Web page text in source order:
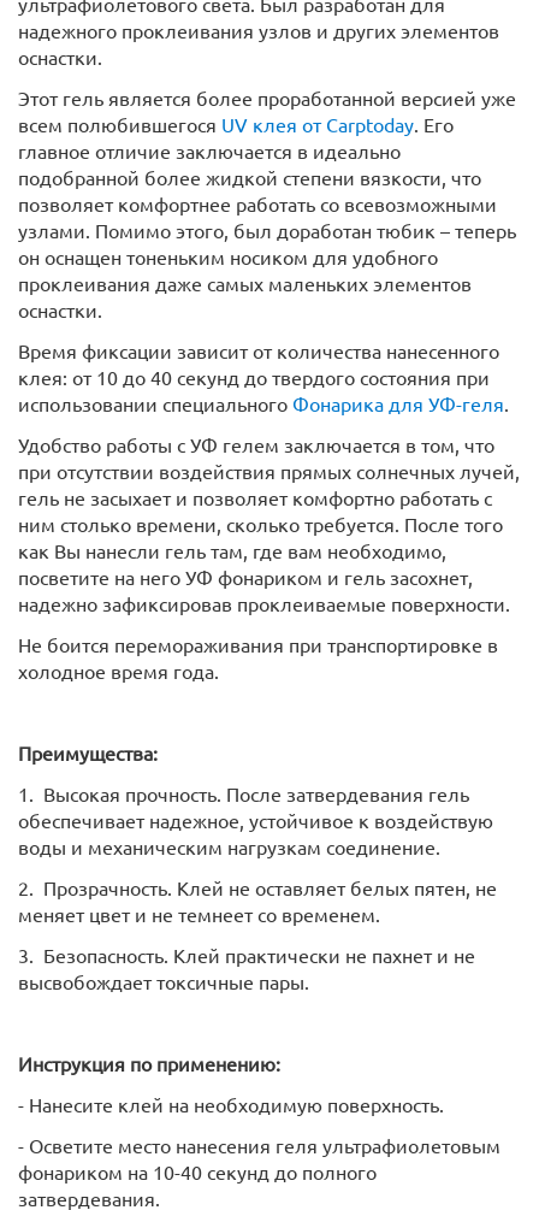
надежного проклеивания узлов и других элементов
оснастки.
Этот гель является более проработанной версией уже
всем полюбившегося UV клея от Carptoday . Его
главное отличие заключается в идеально
подобранной более жидкой степени вязкости, что
позволяет комфортнее работать со всевозможными
узлами. Помимо этого, был доработан тюбик – теперь
он оснащен тоненьким носиком для удобного
проклеивания даже самых маленьких элементов
оснастки.
Время фиксации зависит от количества нанесенного
клея: от 10 до 40 секунд до твердого состояния при
использовании специального Фонарика для УФ-геля
Удобство работы с УФ гелем заключается в том, что
при отсутствии воздействия прямых солнечных лучей,
гель не засыхает и позволяет комфортно работать с
ним столько времени, сколько требуется. После того
как Вы нанесли гель там, где вам необходимо,
посветите на него УФ фонариком и гель засохнет,
надежно зафиксировав проклеиваемые поверхности.
Не боится перемораживания при транспортировке в
холодное время года.
Преимущества:
1. Высокая прочность. После затвердевания гель
обеспечивает надежное, устойчивое к воздействую
воды и механическим нагрузкам соединение.
2. Прозрачность. Клей не оставляет белых пятен, не
меняет цвет и не темнеет со временем.
3. Безопасность. Клей практически не пахнет и не
высвобождает токсичные пары.
Инструкция по применению:
- Нанесите клей на необходимую поверхность.
- Осветите место нанесения геля ультрафиолетовым
фонариком на 10-40 секунд до полного
затвердевания.